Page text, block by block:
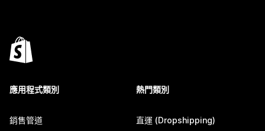
應用程式類別
銷售管道
熱門類別
直運 (Dropshipping)